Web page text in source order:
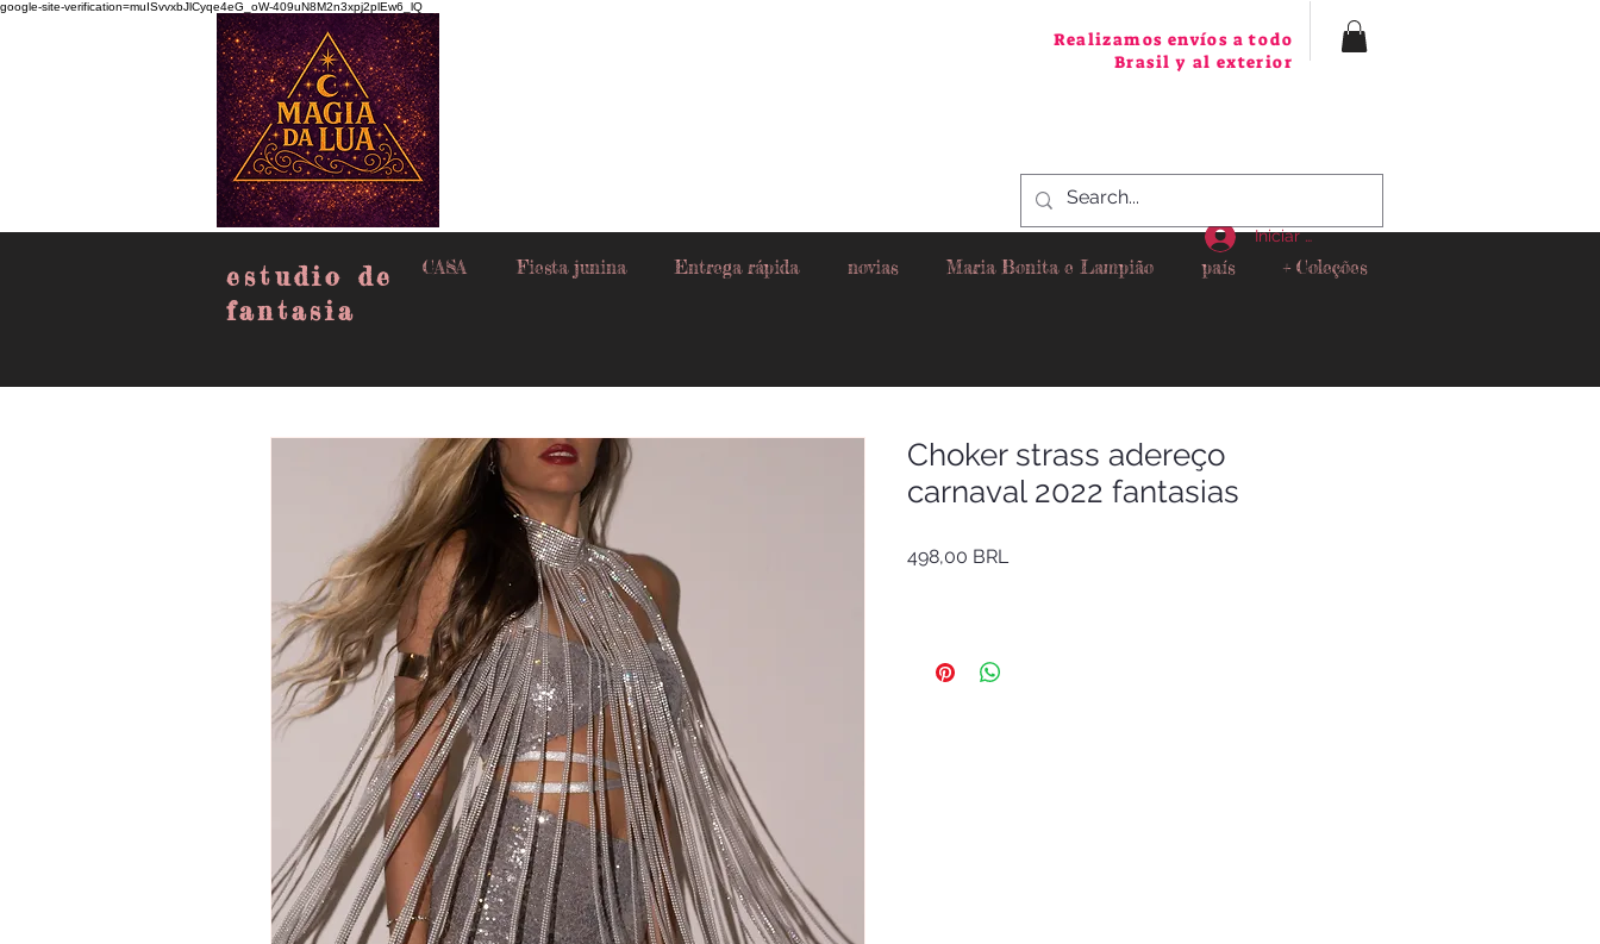
google-site-verification=muISvvxbJlCyqe4eG_oW-409uN8M2n3xpj2plEw6_lQ
Realizamos envíos a todo
Brasil y al exterior
estudio de
fantasia
CASA Fiesta junina Entrega rápida novias Maria Bonita e Lampião país + Coleções
Iniciar sesión
Choker strass adereço
carnaval 2022 fantasias
498,00 BRL